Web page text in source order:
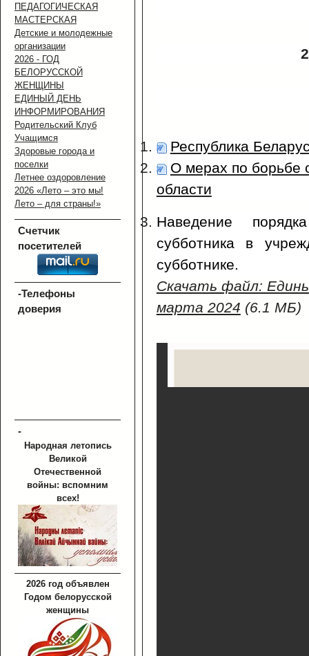
ПЕДАГОГИЧЕСКАЯ
МАСТЕРСКАЯ
Детские и молодежные
организации
2026 - ГОД
БЕЛОРУССКОЙ
ЖЕНЩИНЫ
ЕДИНЫЙ ДЕНЬ
ИНФОРМИРОВАНИЯ
Родительский Клуб
Учащимся
Здоровые города и
поселки
Летнее оздоровление
2026 «Лето – это мы!
Лето – для страны!»
Счетчик
посетителей
-Телефоны
доверия
-
Народная летопись
Великой
Отечественной
войны: вспомним
всех!
2026 год объявлен
Годом белорусской
женщины
Республика
О мерах по борьбе
области
Наведение
субботника в
субботнике.
Скачать файл:
марта 2024 (6.1 МБ)